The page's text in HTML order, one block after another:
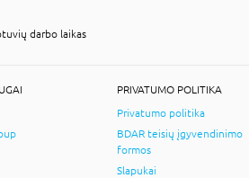
darbo laikas
PRIVATUMO POLITIKA
Privatumo politika
BDAR teisių įgyvendinimo
formos
Slapukai